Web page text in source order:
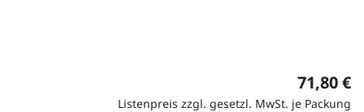
71,80 €
Listenpreis zzgl. gesetzl. MwSt. je Packung